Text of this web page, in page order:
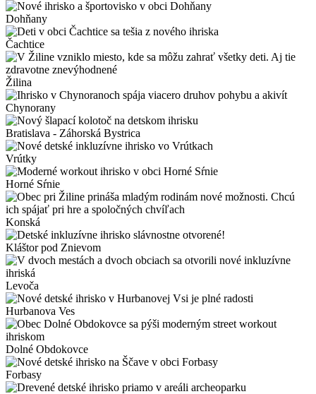
Dohňany
Čachtice
Žilina
Chynorany
Bratislava - Záhorská Bystrica
Vrútky
Horné Sŕnie
Konská
Kláštor pod Znievom
Levoča
Hurbanova Ves
Dolné Obdokovce
Forbasy